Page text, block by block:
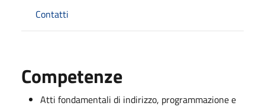
Contatti
Competenze
Atti fondamentali di indirizzo, programmazione e